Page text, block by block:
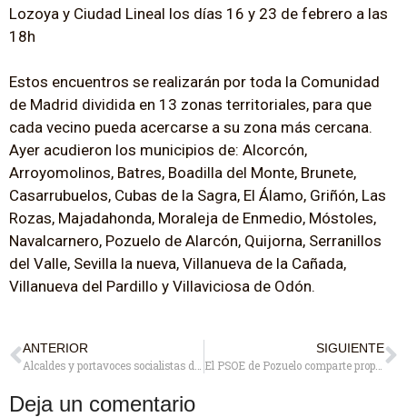
Lozoya y Ciudad Lineal los días 16 y 23 de febrero a las
18h
Estos encuentros se realizarán por toda la Comunidad
de Madrid dividida en 13 zonas territoriales, para que
cada vecino pueda acercarse a su zona más cercana.
Ayer acudieron los municipios de: Alcorcón,
Arroyomolinos, Batres, Boadilla del Monte, Brunete,
Casarrubuelos, Cubas de la Sagra, El Álamo, Griñón, Las
Rozas, Majadahonda, Moraleja de Enmedio, Móstoles,
Navalcarnero, Pozuelo de Alarcón, Quijorna, Serranillos
del Valle, Sevilla la nueva, Villanueva de la Cañada,
Villanueva del Pardillo y Villaviciosa de Odón.
ANTERIOR
SIGUIENTE
El PSOE de Pozuelo comparte propuestas e impresiones con vecinos y comerciantes de la Estación abandonados por el Ayuntamiento
Deja un comentario